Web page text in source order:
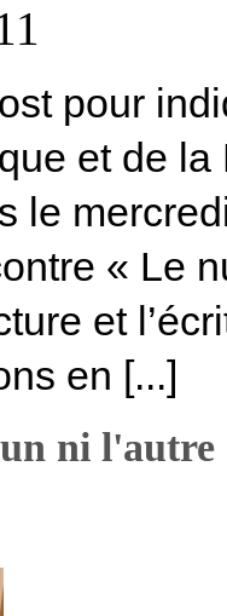
pour
et de
le
« Le
et
en [...]
ni l'autre